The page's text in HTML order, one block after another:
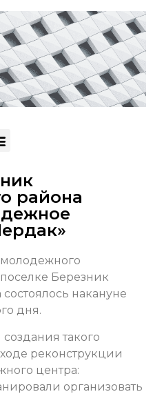
района
Березник
накануне
дня.
такого
реконструкции
центра:
организовать